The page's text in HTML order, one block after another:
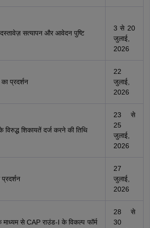
सत्यापन और आवेदन पुष्टि
3 से 20
जुलाई,
2026
प्रदर्शन
22
जुलाई,
2026
विरुद्ध शिकायतें दर्ज करने की तिथि
23 से
25
जुलाई,
2026
27
जुलाई,
2026
के माध्यम से CAP राउंड-I के विकल्प फॉर्म
28 से
30